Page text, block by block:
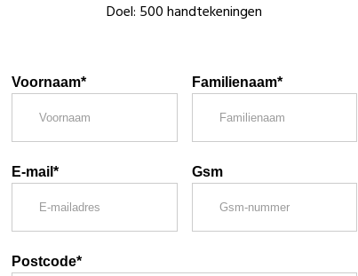
Doel: 500 handtekeningen
Voornaam* Familienaam*
E-mail* Gsm
Postcode*